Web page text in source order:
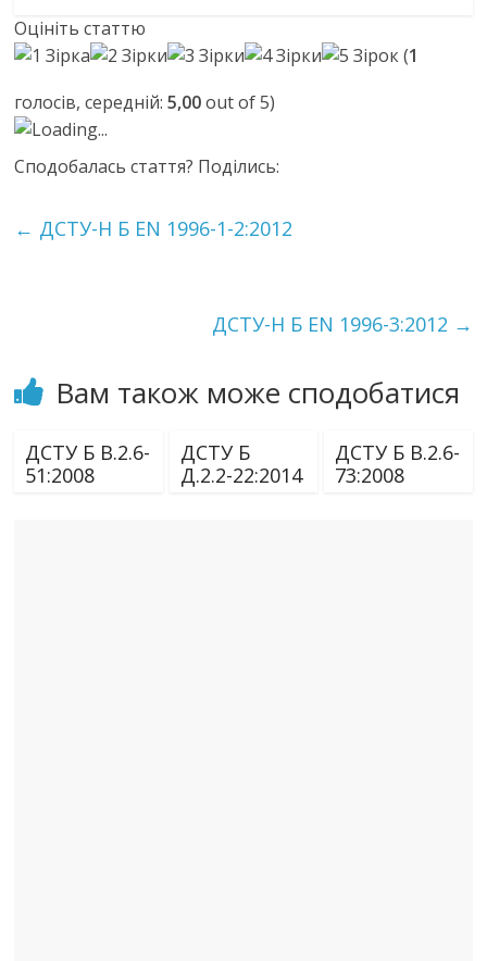
Оцініть статтю
(1
голосів, середній:5,00out of 5)
Loading...
Сподобалась стаття? Поділись:
← ДСТУ-Н Б EN 1996-1-2:2012
ДСТУ-Н Б EN 1996-3:2012 →
Вам також може сподобатися
ДСТУ Б В.2.6-
51:2008
ДСТУ Б
Д.2.2-22:2014
ДСТУ Б В.2.6-
73:2008